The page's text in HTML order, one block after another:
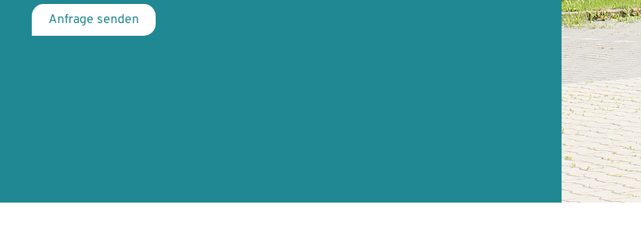
Anfrage senden